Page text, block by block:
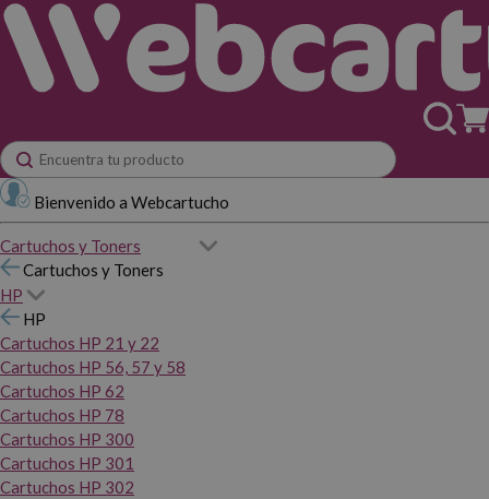
Bienvenido a Webcartucho
Cartuchos y Toners
Cartuchos y Toners
HP
HP
Cartuchos HP 21 y 22
Cartuchos HP 56, 57 y 58
Cartuchos HP 62
Cartuchos HP 78
Cartuchos HP 300
Cartuchos HP 301
Cartuchos HP 302